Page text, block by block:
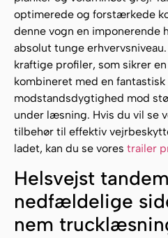
optimerede og forstærkede
denne vogn en imponerende
absolut tunge
kraftige profiler, som sikrer
kombineret med en fantastisk
modstandsdygtighed mod
under læsning. Hvis du vil se
tilbehør til effektiv
ladet, kan du se vores trailer
Helsvejst
nedfældelige
nem